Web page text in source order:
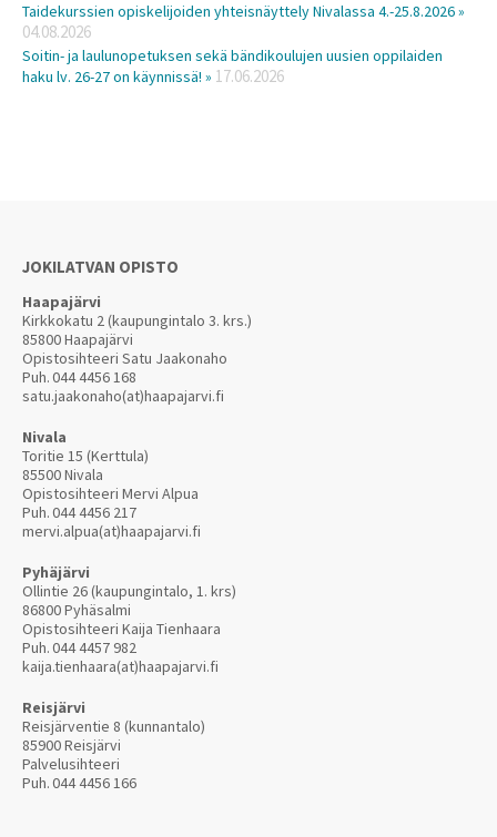
Taidekurssien opiskelijoiden yhteisnäyttely Nivalassa 4.-25.8.2026 »
04.08.2026
Soitin- ja laulunopetuksen sekä bändikoulujen uusien oppilaiden
haku lv. 26-27 on käynnissä! » 17.06.2026
JOKILATVAN OPISTO
Haapajärvi
Kirkkokatu 2 (kaupungintalo 3. krs.)
85800 Haapajärvi
Opistosihteeri Satu Jaakonaho
Puh.044 4456 168
satu.jaakonaho(at)haapajarvi.fi
Nivala
Toritie 15 (Kerttula)
85500 Nivala
Opistosihteeri Mervi Alpua
Puh.044 4456 217
mervi.alpua(at)haapajarvi.fi
Pyhäjärvi
Ollintie 26 (kaupungintalo, 1. krs)
86800 Pyhäsalmi
Opistosihteeri Kaija Tienhaara
Puh.044 4457 982
kaija.tienhaara(at)haapajarvi.fi
Reisjärvi
Reisjärventie 8 (kunnantalo)
85900 Reisjärvi
Palvelusihteeri
Puh.044 4456 166